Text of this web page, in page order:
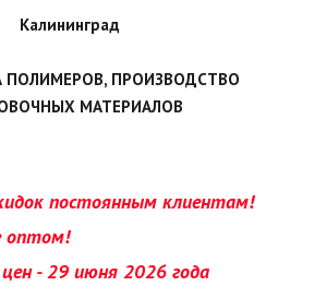
Калининград
ПОЛИМЕРОВ, ПРОИЗВОДСТВО
МАТЕРИАЛОВ
постоянным клиентам!
оптом!
- 29 июня 2026 года